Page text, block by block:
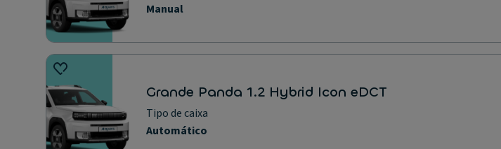
Manual
Grande Panda 1.2 Hybrid Icon eDCT
Tipo de caixa
Automático